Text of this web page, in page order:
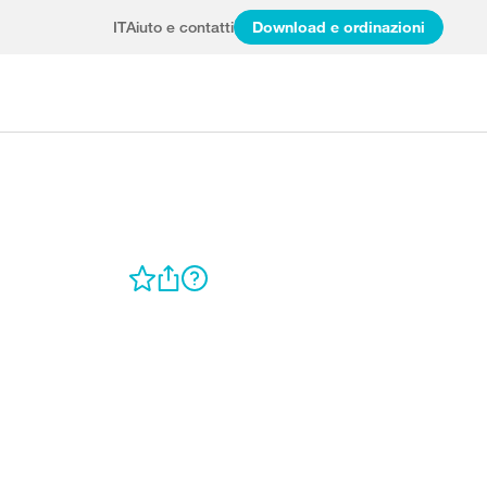
ITAiuto e contatti Download e ordinazioni